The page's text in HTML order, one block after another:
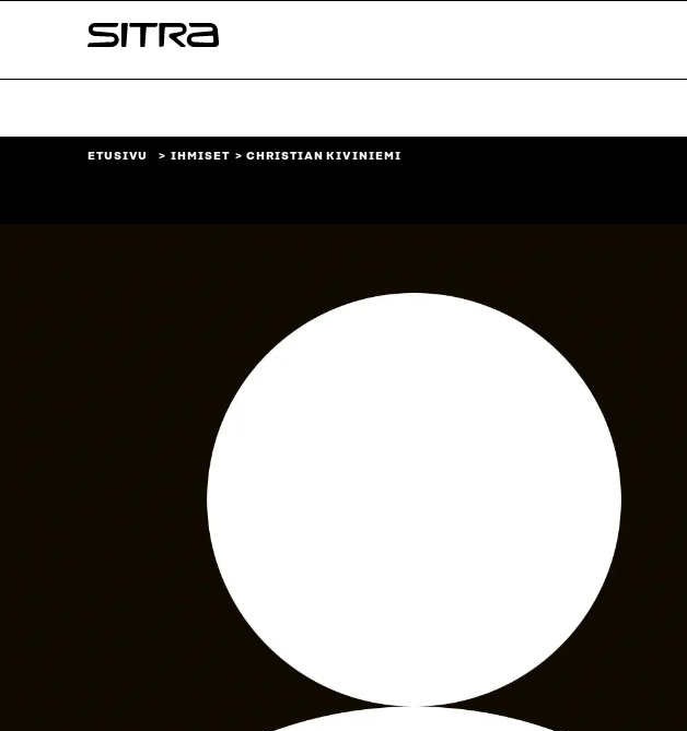
sisältöön
Sitra
ETUSIVU IHMISET CHRISTIAN KIVINIEMI